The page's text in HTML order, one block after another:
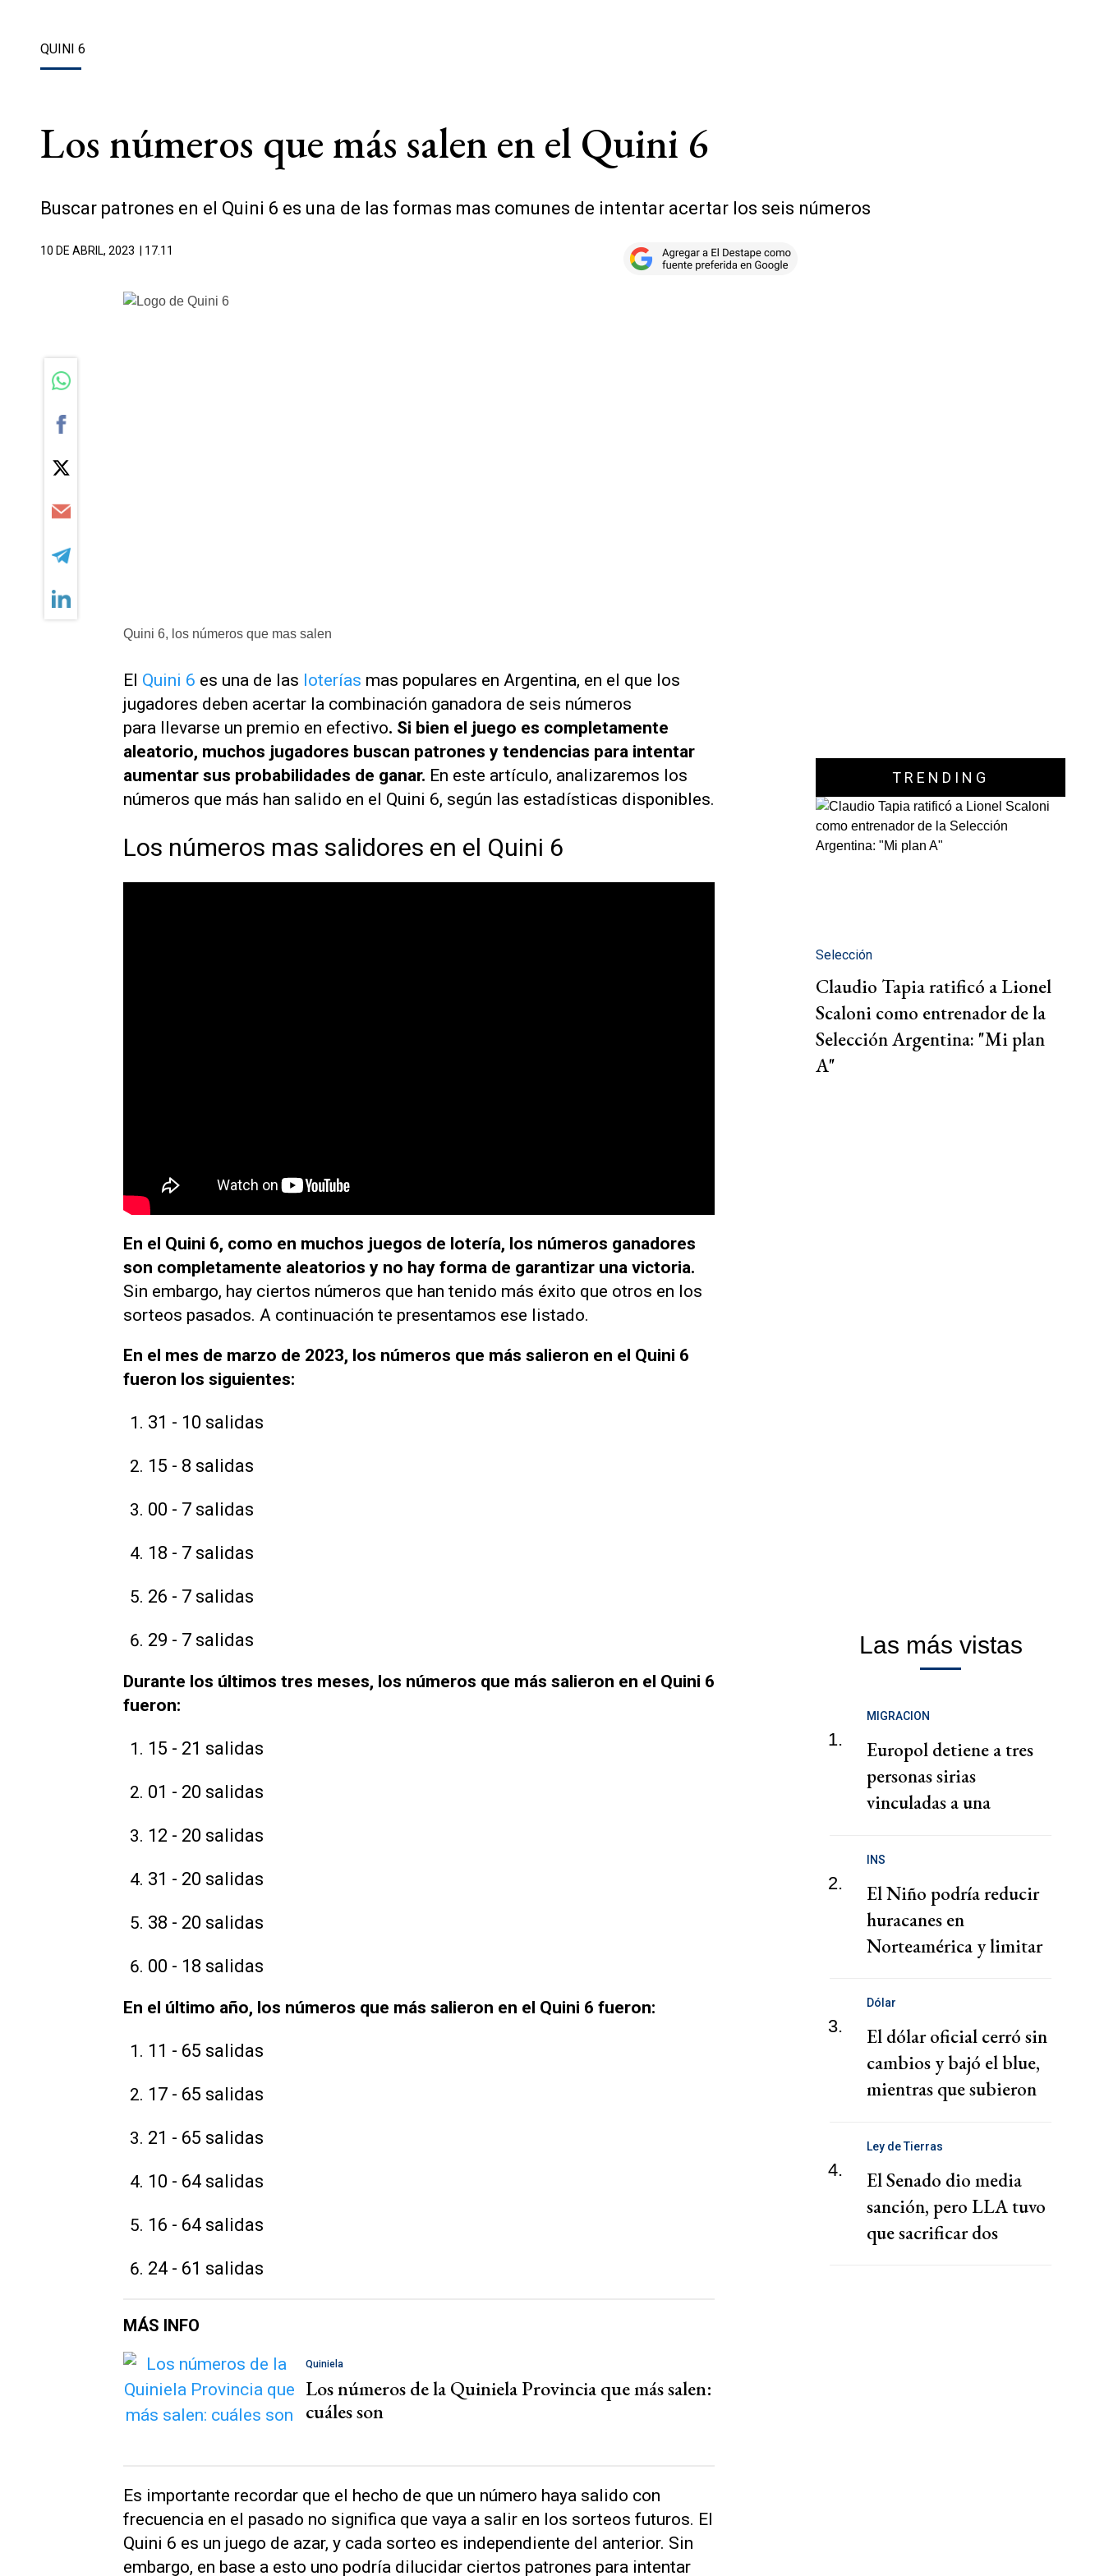
QUINI 6
Los números que más salen en el Quini 6
Buscar patrones en el Quini 6 es una de las formas mas comunes de intentar acertar los seis números
10 DE ABRIL, 2023 | 17.11
Quini 6, los números que mas salen
El Quini 6 es una de las loterías mas populares en Argentina, en el que los
jugadores deben acertar la combinación ganadora de seis números
para llevarse un premio en efectivo. Si bien el juego es completamente
aleatorio, muchos jugadores buscan patrones y tendencias para intentar
aumentar sus probabilidades de ganar. En este artículo, analizaremos los
números que más han salido en el Quini 6, según las estadísticas disponibles.
Los números mas salidores en el Quini 6
En el Quini 6, como en muchos juegos de lotería, los números ganadores
son completamente aleatorios y no hay forma de garantizar una victoria.
Sin embargo, hay ciertos números que han tenido más éxito que otros en los
sorteos pasados. A continuación te presentamos ese listado.
En el mes de marzo de 2023, los números que más salieron en el Quini 6
fueron los siguientes:
31 - 10 salidas
15 - 8 salidas
00 - 7 salidas
18 - 7 salidas
26 - 7 salidas
29 - 7 salidas
Durante los últimos tres meses, los números que más salieron en el Quini 6
fueron:
15 - 21 salidas
01 - 20 salidas
12 - 20 salidas
31 - 20 salidas
38 - 20 salidas
00 - 18 salidas
En el último año, los números que más salieron en el Quini 6 fueron:
11 - 65 salidas
17 - 65 salidas
21 - 65 salidas
10 - 64 salidas
16 - 64 salidas
24 - 61 salidas
MÁS INFO
Quiniela
Los números de la Quiniela Provincia que más salen:
cuáles son
Es importante recordar que el hecho de que un número haya salido con
frecuencia en el pasado no significa que vaya a salir en los sorteos futuros. El
Quini 6 es un juego de azar, y cada sorteo es independiente del anterior. Sin
embargo, en base a esto uno podría dilucidar ciertos patrones para intentar
TRENDING
Selección
Claudio Tapia ratificó a Lionel
Scaloni como entrenador de la
Selección Argentina: "Mi plan
A"
Las más vistas
1.
MIGRACION
Europol detiene a tres
personas sirias
vinculadas a una
de migrantes
2.
INS
El Niño podría reducir
huracanes en
Norteamérica y limitar
Zurich
3.
Dólar
El dólar oficial cerró sin
cambios y bajó el blue,
mientras que subieron
4.
Ley de Tierras
El Senado dio media
sanción, pero LLA tuvo
que sacrificar dos